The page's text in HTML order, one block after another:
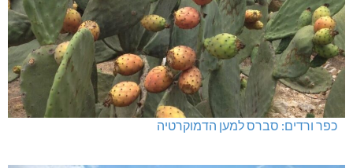
כפר ורדים: סברס למען הדמוקרטיה